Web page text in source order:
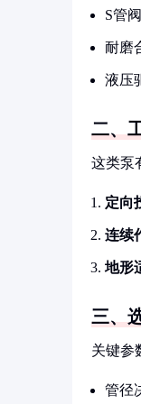
S管
耐磨
液压
二、
这类泵
定向
连续
地形
三、
关键参
管径